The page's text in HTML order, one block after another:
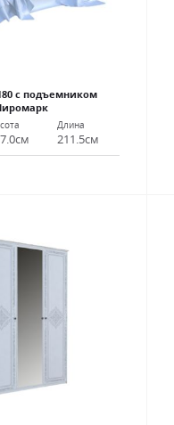
с подъемником
Длина
211.5см